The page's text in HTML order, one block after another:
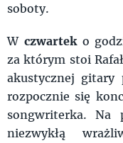
soboty.
W czwarteko
za którym stoi
akustycznej gitary
rozpocznie się
songwriterka. Na
niezwykłą